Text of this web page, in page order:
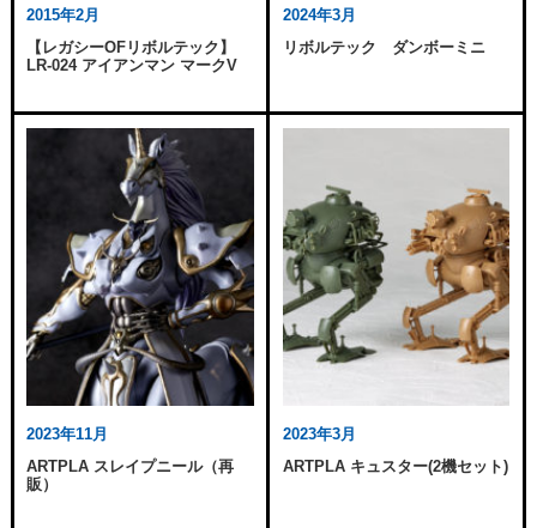
2015年2月
【レガシーOFリボルテック】
LR-024 アイアンマン マークV
2024年3月
リボルテック ダンボーミニ
2023年11月
ARTPLA スレイプニール（再
販）
2023年3月
ARTPLA キュスター(2機セット)